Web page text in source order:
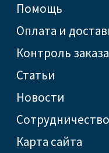
помощь
оплата и
контроль заказа
статьи
новости
сотрудничество
Карта сайта